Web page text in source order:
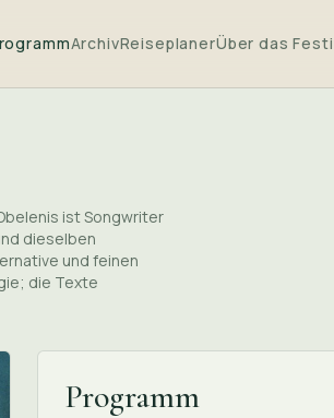
ArchivReiseplanerÜber das
ist Songwriter
dieselben
und feinen
die Texte
Programm